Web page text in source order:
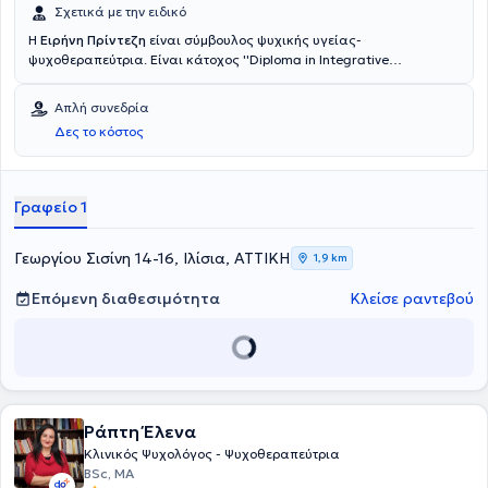
Σχετικά με την ειδικό
Η Ειρήνη Πρίντεζη είναι σύμβουλος ψυχικής υγείας-
ψυχοθεραπεύτρια. Είναι κάτοχος ''Diploma in Integrative
Certificate for Psychotherapy) απο την Ευρωπαική Εταιρεία
Ψυχοθεραπείας (European Association for Psychotherapy- EAP).
Είναι μέλος της Ευρωπαικής Εταιρείας Ψυχοθεραπείας καθώς και
της Εθνικής Εταιρείας Ψυχοθεραπείας Ελλάδος (ΕΕΨΕ).
Απλή συνεδρία
Δες το κόστος
Γραφείο 1
Γεωργίου Σισίνη 14-16, Ιλίσια, ΑΤΤΙΚΗ 1,9 km
Επόμενη διαθεσιμότητα Κλείσε ραντεβού
Ράπτη Έλενα
Κλινικός Ψυχολόγος - Ψυχοθεραπεύτρια
BSc, MA